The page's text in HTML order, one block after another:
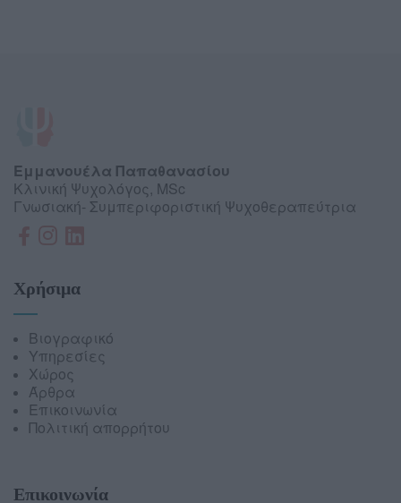
Eμμανουέλα Παπαθανασίου
Κλινική Ψυχολόγος, MSc
Γνωσιακή- Συμπεριφοριστική Ψυχοθεραπεύτρια
Χρήσιμα
Βιογραφικό
Υπηρεσίες
Χώρος
Άρθρα
Επικοινωνία
Πολιτική απορρήτου
Επικοινωνία